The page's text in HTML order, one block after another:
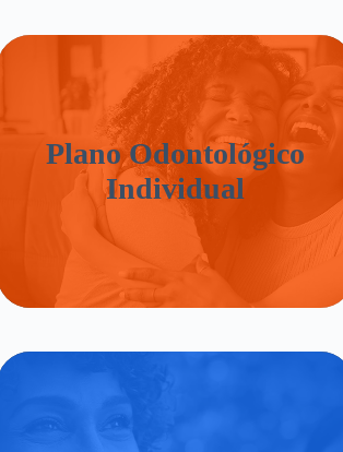
Plano Odontológico
Individual